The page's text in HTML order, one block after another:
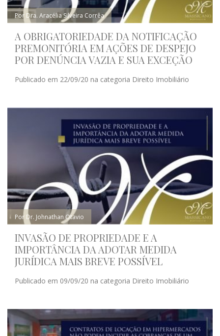
Por Dra. Aracélia Silveira Corrêa
A OBRIGATORIEDADE DA NOTIFICAÇÃO
PREMONITÓRIA EM AÇÕES DE DESPEJO
POR DENÚNCIA VAZIA E SUA EXCEÇÃO
Publicado em 22/09/20 na categoria Direito Imobiliário
Por Dr. Johnathan Otavio
INVASÃO DE PROPRIEDADE E A
IMPORTÂNCIA DA ADOTAR MEDIDA
JURÍDICA MAIS BREVE POSSÍVEL
Publicado em 09/09/20 na categoria Direito Imobiliário